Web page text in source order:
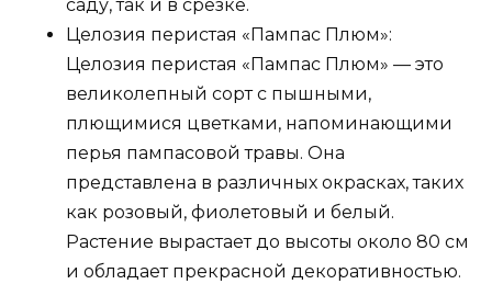
саду, так и в срезке.
Целозия перистая «Пампас Плюм»:
Целозия перистая «Пампас Плюм» — это
великолепный сорт с пышными,
плющимися цветками, напоминающими
перья пампасовой травы. Она
представлена в различных окрасках, таких
как розовый, фиолетовый и белый.
Растение вырастает до высоты около 80 см
и обладает прекрасной декоративностью.